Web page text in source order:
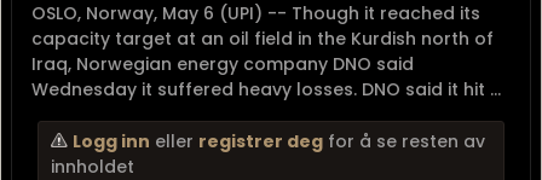
OSLO, Norway, May 6 (UPI) -- Though it reached its
capacity target at an oil field in the Kurdish north of
Iraq, Norwegian energy company DNO said
Wednesday it suffered heavy losses. DNO said it hit ...
Logg inn eller registrer deg for å se resten av
innholdet